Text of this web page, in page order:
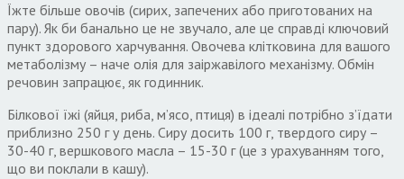
Їжте більше овочів (сирих, запечених або приготованих на
пару). Як би банально це не звучало, але це справді ключовий
пункт здорового харчування. Овочева клітковина для вашого
метаболізму – наче олія для заіржавілого механізму. Обмін
речовин запрацює, як годинник.
Білкової їжі (яйця, риба, м’ясо, птиця) в ідеалі потрібно з’їдати
приблизно 250 г у день. Сиру досить 100 г, твердого сиру –
30-40 г, вершкового масла – 15-30 г (це з урахуванням того,
що ви поклали в кашу).